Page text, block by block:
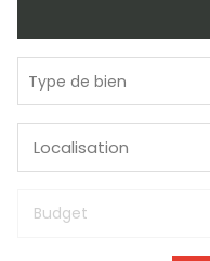
De l'immo pro
Type de bien
Localisation
Budget